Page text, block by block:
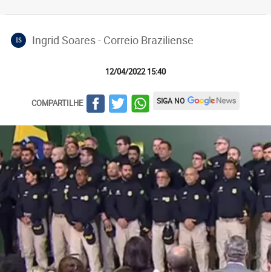
IS Ingrid Soares - Correio Braziliense
12/04/2022 15:40
COMPARTILHE SIGA NO